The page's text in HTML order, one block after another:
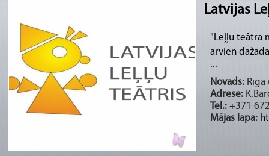
Latvijas
"Leļļu teātra
arvien
...
Novads: Rīga
Adrese:
Tel.: +371
Mājas lapa: